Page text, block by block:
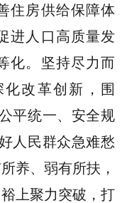
住房供给保障体
进人口高质量发
化。坚持尽力而
改革创新，围
平统一、安全规
人民群众急难愁
养、弱有所扶，
上聚力突破，打